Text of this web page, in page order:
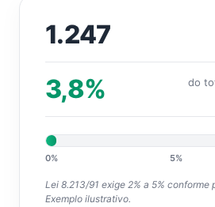
1.247
3,8%
do
0% 5%
Lei 8.213/91 exige 2% a 5% conforme
Exemplo ilustrativo.